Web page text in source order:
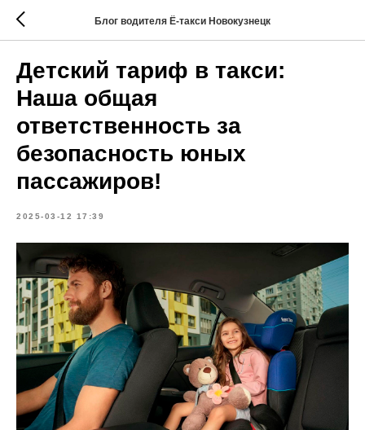
Блог водителя Ё-такси Новокузнецк
Детский тариф в такси:
Наша общая
ответственность за
безопасность юных
пассажиров!
2025-03-12 17:39